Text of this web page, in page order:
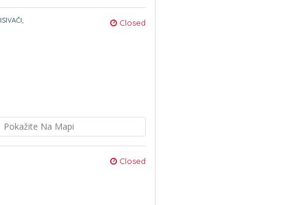
Closed
Pokažite Na Mapi
Closed